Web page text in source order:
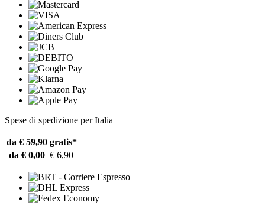
Spese di spedizione per Italia
da € 59,90 gratis*
da € 0,00 € 6,90